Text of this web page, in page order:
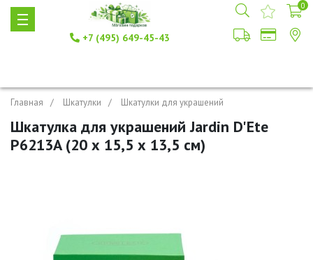
+7 (495) 649-45-43
0
Главная Шкатулки Шкатулки для украшений
Шкатулка для украшений Jardin D'Ete
P6213A (20 х 15,5 х 13,5 см)